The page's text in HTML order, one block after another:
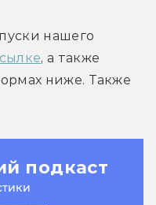
нашего
, а также
ниже. Также
подкаст